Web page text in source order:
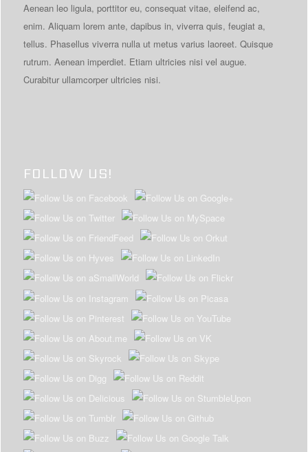
Aenean leo ligula, porttitor eu, consequat vitae, eleifend ac,
enim. Aliquam lorem ante, dapibus in, viverra quis, feugiat a,
tellus. Phasellus viverra nulla ut metus varius laoreet. Quisque
rutrum. Aenean imperdiet. Etiam ultricies nisi vel augue.
Curabitur ullamcorper ultricies nisi.
FOLLOW US!